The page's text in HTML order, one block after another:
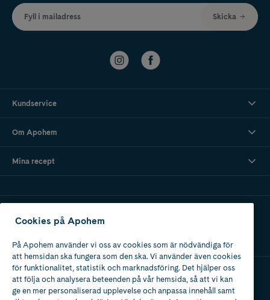
Fyll i mailadress Skicka
Kundservice
Om Apohem
Mina recept
Apotek med tillstånd
av Läkemedelsverket
Cookies på Apohem
På Apohem använder vi oss av cookies som är nödvändiga för
att hemsidan ska fungera som den ska. Vi använder även cookies
för funktionalitet, statistik och marknadsföring. Det hjälper oss
att följa och analysera beteenden på vår hemsida, så att vi kan
ge en mer personaliserad upplevelse och anpassa innehåll samt